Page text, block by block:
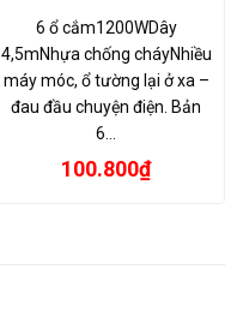
6 ổ cắm1200WDây
4,5mNhựa chống cháyNhiều
máy móc, ổ tường lại ở xa –
đau đầu chuyện điện. Bản
6…
100.800₫